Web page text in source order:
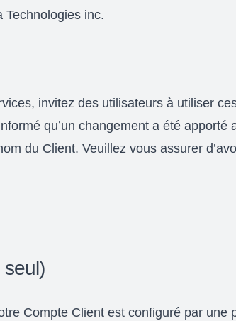
Technologies inc.
invitez des utilisateurs à utiliser
qu’un changement a été apporté
du Client. Veuillez vous assurer
seul)
Compte Client est configuré par une